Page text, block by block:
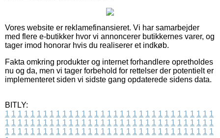
Vores website er reklamefinansieret. Vi har samarbejder
med flere e-butikker hvor vi annoncerer butikkernes varer, og
tager imod honorar hvis du realiserer et indkøb.
Fakta omkring produkter og internet forhandlere opretholdes
nu og da, men vi tager forbehold for rettelser der potentielt er
implementeret siden vi sidste gang opdaterede sidens data.
BITLY:
1 1 1 1 1 1 1 1 1 1 1 1 1 1 1 1 1 1 1 1 1 1 1 1 1 1 1 1 1 1 1 1 1
1 1 1 1 1 1 1 1 1 1 1 1 1 1 1 1 1 1 1 1 1 1 1 1 1 1 1 1 1 1 1 1 1
1 1 1 1 1 1 1 1 1 1 1 1 1 1 1 1 1 1 1 1 1 1 1 1 1 1 1 1 1 1 1 1 1